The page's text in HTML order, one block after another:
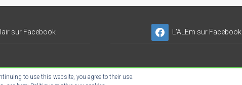
sur Facebook L'ALEm sur Facebook
✓ Titres-Services- INSER'NET SC-ES
to use this website, you agree to their use.